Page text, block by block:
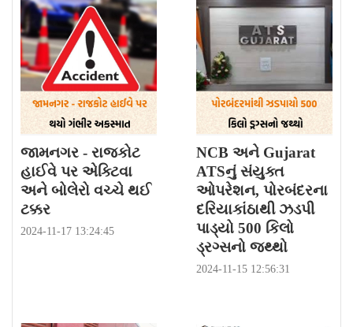
જામનગર - રાજકોટ
હાઈવે પર એક્ટિવા
અને બોલેરો વચ્ચે થઈ
ટક્કર
2024-11-17 13:24:45
NCB અને Gujarat
ATSનું સંયુક્ત
ઓપરેશન, પોરબંદરના
દરિયાકાંઠાથી ઝડપી
પાડ્યો 500 કિલો
ડ્રગ્સનો જથ્થો
2024-11-15 12:56:31